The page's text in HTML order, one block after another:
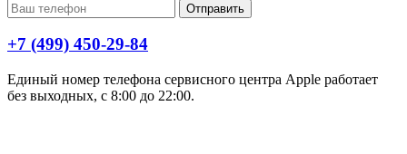
Отправить
+7 (499) 450-29-84
Единый номер телефона сервисного центра Apple работает
без выходных, с 8:00 до 22:00.